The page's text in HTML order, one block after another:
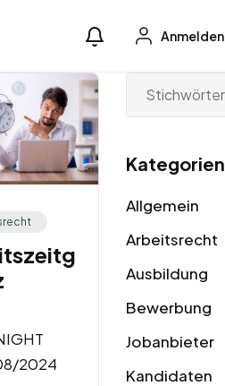
Anmelden
2024
Kategorien
Allgemein
Arbeitsrecht
Ausbildung
Bewerbung
Jobanbieter
Kandidaten